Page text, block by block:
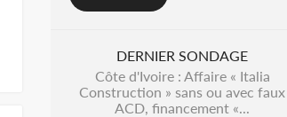
DERNIER SONDAGE
Côte d'Ivoire : Affaire « Italia
Construction » sans ou avec faux
ACD, financement «...